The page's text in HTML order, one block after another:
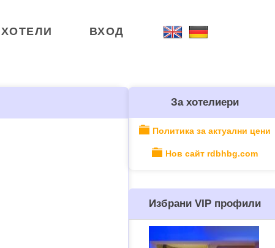
ХОТЕЛИ ВХОД
За хотелиери
Политика за актуални цени
Нов сайт rdbhbg.com
Избрани VIP профили